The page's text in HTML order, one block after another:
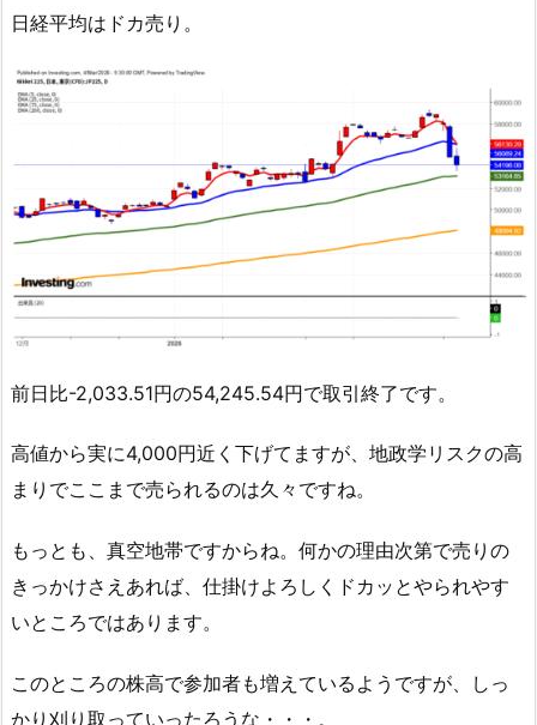
日経平均はドカ売り。
前日比-2,033.51円の54,245.54円で取引終了です。
高値から実に4,000円近く下げてますが、地政学リスクの高
まりでここまで売られるのは久々ですね。
もっとも、真空地帯ですからね。何かの理由次第で売りの
きっかけさえあれば、仕掛けよろしくドカッとやられやす
いところではあります。
このところの株高で参加者も増えているようですが、しっ
かり刈り取っていったろうな・・・。